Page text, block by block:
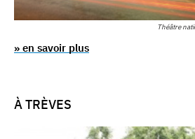
Théâtre
» en savoir plus
À TRÈVES